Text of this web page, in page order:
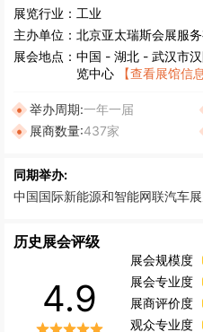
展览行业： 工业
主办单位： 北京亚太瑞斯会展服务
展会地点： 中国 - 湖北 - 武汉市
览中心
【查看展馆信息
举办周期:一年一届
展商数量:437家
同期举办:
中国国际新能源和智能网联汽车
历史展会评级
4.9
展会规模度
展会专业度
展商评价度
观众专业度